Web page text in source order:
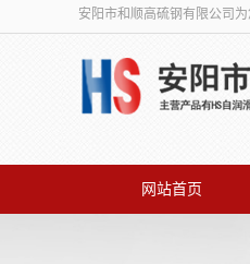
安阳市和顺高硫钢有限公司
网站首页